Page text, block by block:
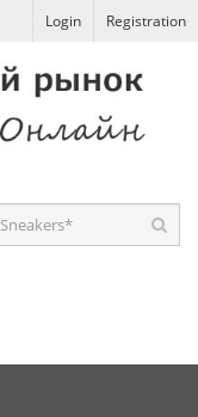
Login Registration